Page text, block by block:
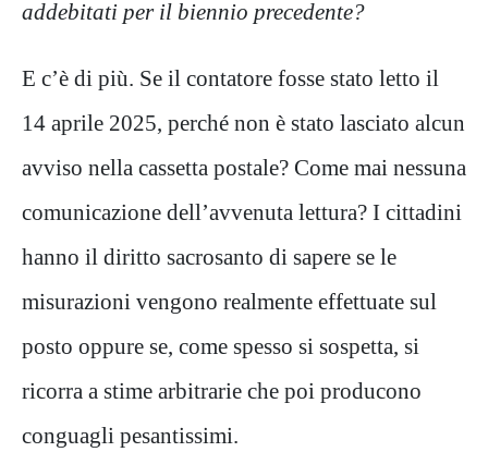
addebitati per il biennio precedente?
E c’è di più. Se il contatore fosse stato letto il
14 aprile 2025, perché non è stato lasciato alcun
avviso nella cassetta postale? Come mai nessuna
comunicazione dell’avvenuta lettura? I cittadini
hanno il diritto sacrosanto di sapere se le
misurazioni vengono realmente effettuate sul
posto oppure se, come spesso si sospetta, si
ricorra a stime arbitrarie che poi producono
conguagli pesantissimi.